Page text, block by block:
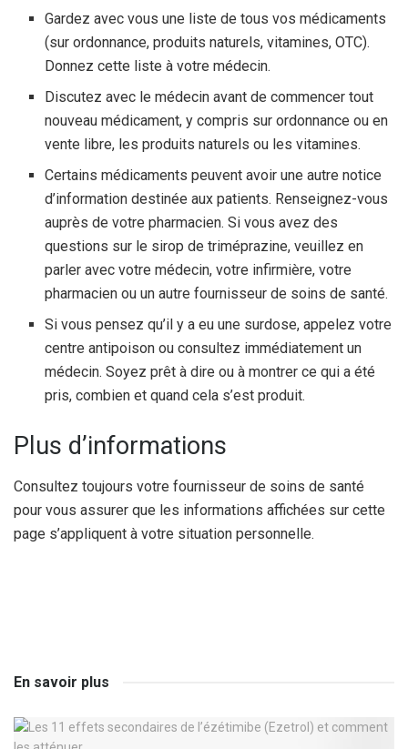
Gardez avec vous une liste de tous vos médicaments
(sur ordonnance, produits naturels, vitamines, OTC).
Donnez cette liste à votre médecin.
Discutez avec le médecin avant de commencer tout
nouveau médicament, y compris sur ordonnance ou en
vente libre, les produits naturels ou les vitamines.
Certains médicaments peuvent avoir une autre notice
d’information destinée aux patients. Renseignez-vous
auprès de votre pharmacien. Si vous avez des
questions sur le sirop de triméprazine, veuillez en
parler avec votre médecin, votre infirmière, votre
pharmacien ou un autre fournisseur de soins de santé.
Si vous pensez qu’il y a eu une surdose, appelez votre
centre antipoison ou consultez immédiatement un
médecin. Soyez prêt à dire ou à montrer ce qui a été
pris, combien et quand cela s’est produit.
Plus d’informations
Consultez toujours votre fournisseur de soins de santé
pour vous assurer que les informations affichées sur cette
page s’appliquent à votre situation personnelle.
En savoir plus